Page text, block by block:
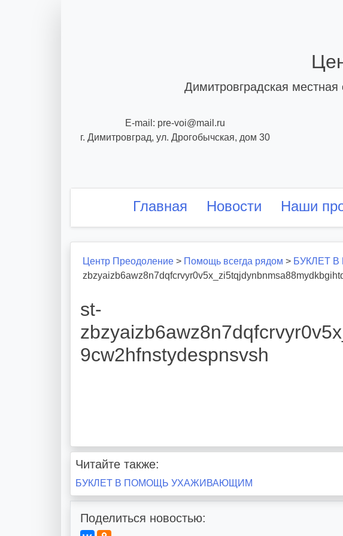
Димитровградская
E-mail: pre-voi@mail.ru
г. Димитровград, ул. Дрогобычская, дом 30
Главная Новости Наши
Центр Преодоление > Помощь всегда рядом > БУКЛЕТ
st-
9cw2hfnstydespnsvsh
Читайте также:
Навигация
по
БУКЛЕТ В ПОМОЩЬ УХАЖИВАЮЩИМ
Поделиться новостью: